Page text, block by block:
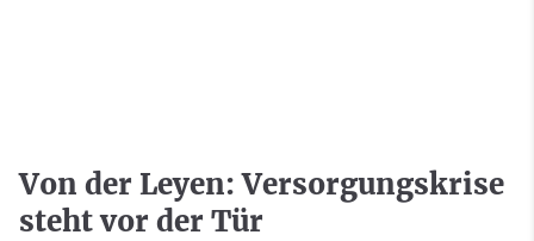
Von der Leyen: Versorgungskrise
steht vor der Tür